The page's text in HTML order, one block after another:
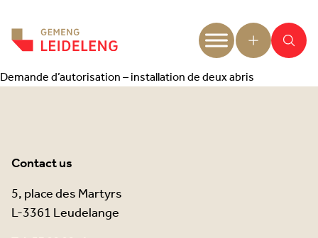
Demande d’autorisation – installation de deux abris
Contact us
5, place des Martyrs
L-3361 Leudelange